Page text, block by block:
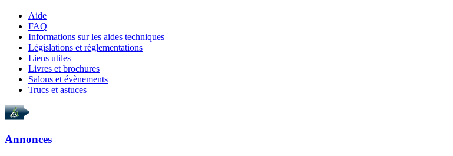
Aide
FAQ
Informations sur les aides techniques
Législations et règlementations
Liens utiles
Livres et brochures
Salons et évènements
Trucs et astuces
Annonces